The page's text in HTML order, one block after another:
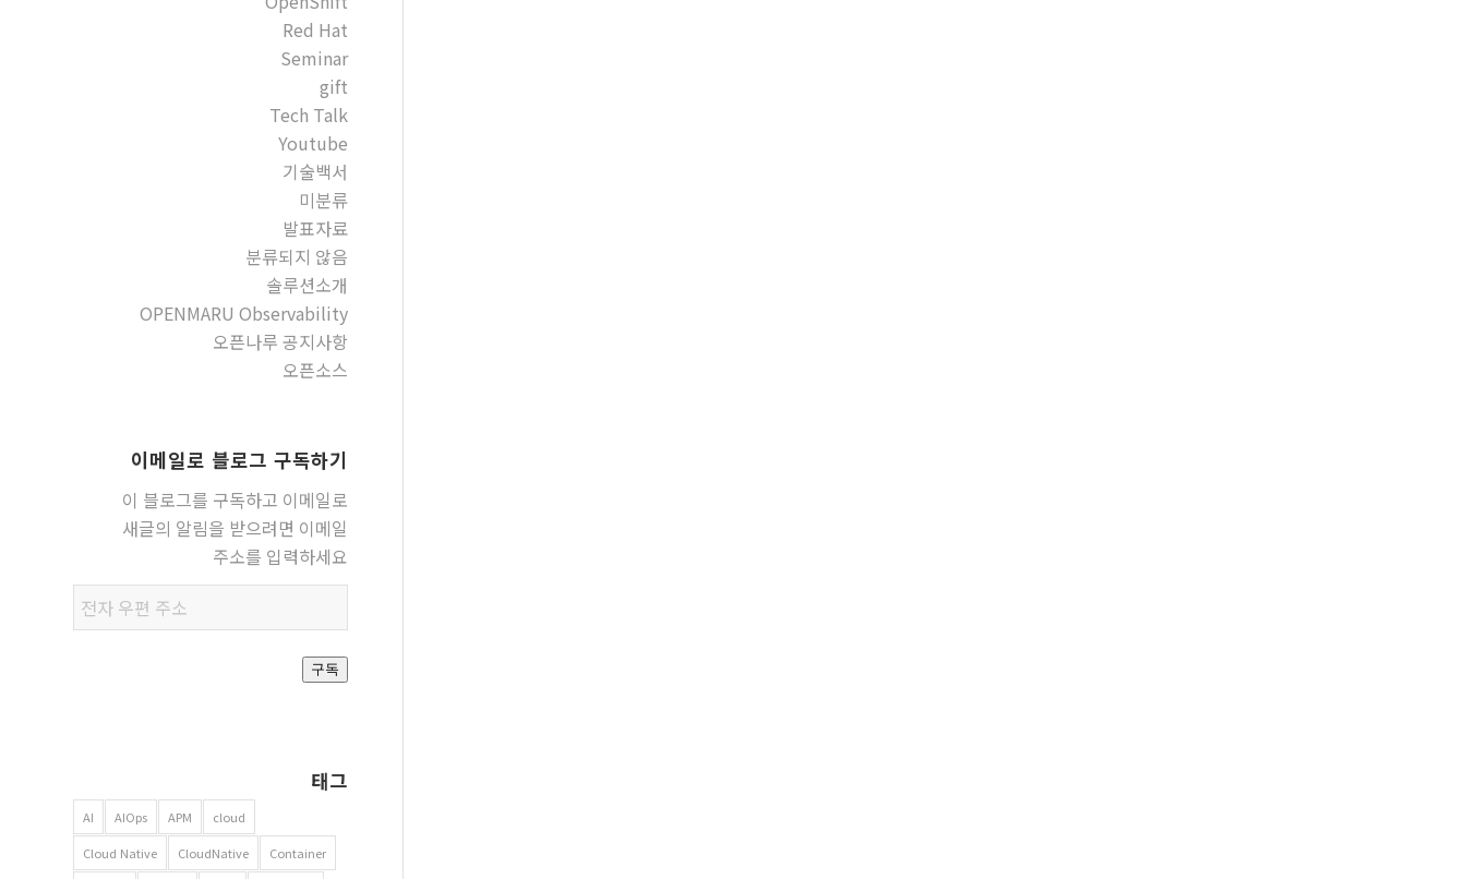
Red Hat
Seminar
gift
Tech Talk
Youtube
기술백서
미분류
발표자료
분류되지 않음
솔루션소개
OPENMARU Observability
오픈나루 공지사항
오픈소스
이메일로 블로그 구독하기
이 블로그를 구독하고 이메일로
새글의 알림을 받으려면 이메일
주소를 입력하세요
우편
주소
구독
태그
AI AIOps APM cloud
Cloud Native CloudNative Container